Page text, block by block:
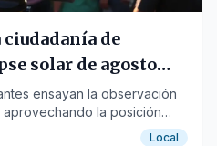
ciudadanía de
solar de agosto
ensayan la observación
la posición
Local